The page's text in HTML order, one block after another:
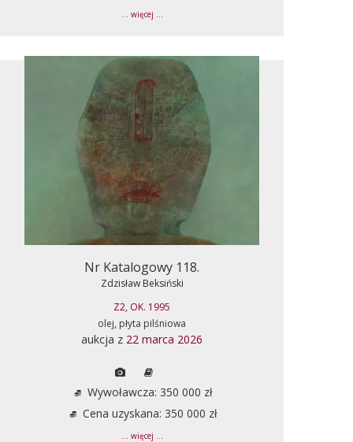
... więcej ...
Nr Katalogowy 118.
Zdzisław Beksiński
Z2, OK. 1995
olej, płyta pilśniowa
aukcja z 22 marca 2026
Wywoławcza: 350 000 zł
Cena uzyskana: 350 000 zł
... więcej ...